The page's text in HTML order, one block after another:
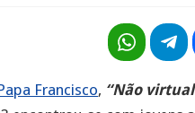
Francisco, “Não